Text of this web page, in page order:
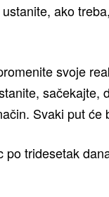
ustanite, ako
svoje
sačekajte,
Svaki put
tridesetak